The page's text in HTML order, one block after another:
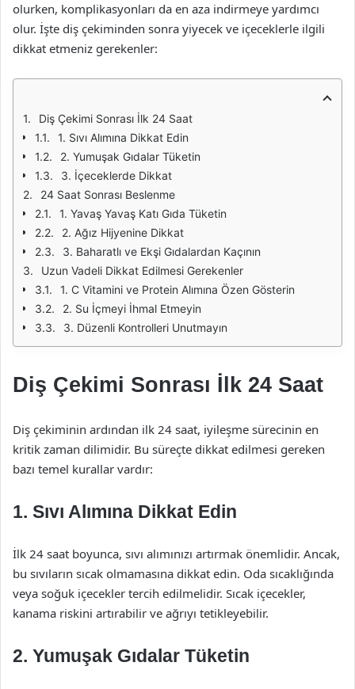
olurken, komplikasyonları da en aza indirmeye yardımcı
olur. İşte diş çekiminden sonra yiyecek ve içeceklerle ilgili
dikkat etmeniz gerekenler:
Diş Çekimi Sonrası İlk 24 Saat
1. Sıvı Alımına Dikkat Edin
2. Yumuşak Gıdalar Tüketin
3. İçeceklerde Dikkat
24 Saat Sonrası Beslenme
1. Yavaş Yavaş Katı Gıda Tüketin
2. Ağız Hijyenine Dikkat
3. Baharatlı ve Ekşi Gıdalardan Kaçının
Uzun Vadeli Dikkat Edilmesi Gerekenler
1. C Vitamini ve Protein Alımına Özen Gösterin
2. Su İçmeyi İhmal Etmeyin
3. Düzenli Kontrolleri Unutmayın
Diş Çekimi Sonrası İlk 24 Saat
Diş çekiminin ardından ilk 24 saat, iyileşme sürecinin en
kritik zaman dilimidir. Bu süreçte dikkat edilmesi gereken
bazı temel kurallar vardır:
1. Sıvı Alımına Dikkat Edin
İlk 24 saat boyunca, sıvı alımınızı artırmak önemlidir. Ancak,
bu sıvıların sıcak olmamasına dikkat edin. Oda sıcaklığında
veya soğuk içecekler tercih edilmelidir. Sıcak içecekler,
kanama riskini artırabilir ve ağrıyı tetikleyebilir.
2. Yumuşak Gıdalar Tüketin